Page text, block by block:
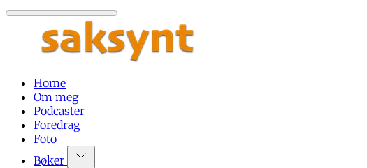
Home
Om meg
Podcaster
Foredrag
Foto
Bøker